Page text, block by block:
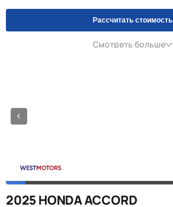
Рассчитать стоимость
Смотреть больше
2025 HONDA ACCORD